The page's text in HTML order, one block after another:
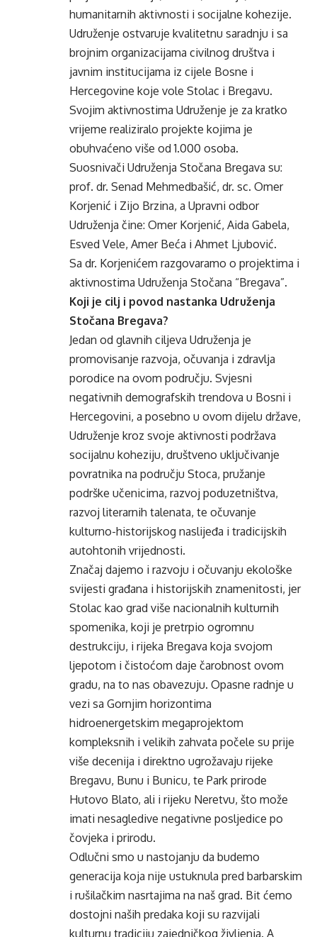
humanitarnih aktivnosti i socijalne kohezije.
Udruženje ostvaruje kvalitetnu saradnju i sa
brojnim organizacijama civilnog društva i
javnim institucijama iz cijele Bosne i
Hercegovine koje vole Stolac i Bregavu.
Svojim aktivnostima Udruženje je za kratko
vrijeme realiziralo projekte kojima je
obuhvaćeno više od 1.000 osoba.
Suosnivači Udruženja Stočana Bregava su:
prof. dr. Senad Mehmedbašić, dr. sc. Omer
Korjenić i Zijo Brzina, a Upravni odbor
Udruženja čine: Omer Korjenić, Aida Gabela,
Esved Vele, Amer Beća i Ahmet Ljubović.
Sa dr. Korjenićem razgovaramo o projektima i
aktivnostima Udruženja Stočana “Bregava”.
Koji je cilj i povod nastanka Udruženja
Stočana Bregava?
Jedan od glavnih ciljeva Udruženja je
promovisanje razvoja, očuvanja i zdravlja
porodice na ovom području. Svjesni
negativnih demografskih trendova u Bosni i
Hercegovini, a posebno u ovom dijelu države,
Udruženje kroz svoje aktivnosti podržava
socijalnu koheziju, društveno uključivanje
povratnika na području Stoca, pružanje
podrške učenicima, razvoj poduzetništva,
razvoj literarnih talenata, te očuvanje
kulturno-historijskog naslijeđa i tradicijskih
autohtonih vrijednosti.
Značaj dajemo i razvoju i očuvanju ekološke
svijesti građana i historijskih znamenitosti, jer
Stolac kao grad više nacionalnih kulturnih
spomenika, koji je pretrpio ogromnu
destrukciju, i rijeka Bregava koja svojom
ljepotom i čistoćom daje čarobnost ovom
gradu, na to nas obavezuju. Opasne radnje u
vezi sa Gornjim horizontima
hidroenergetskim megaprojektom
kompleksnih i velikih zahvata počele su prije
više decenija i direktno ugrožavaju rijeke
Bregavu, Bunu i Bunicu, te Park prirode
Hutovo Blato, ali i rijeku Neretvu, što može
imati nesagledive negativne posljedice po
čovjeka i prirodu.
Odlučni smo u nastojanju da budemo
generacija koja nije ustuknula pred barbarskim
i rušilačkim nasrtajima na naš grad. Bit ćemo
dostojni naših predaka koji su razvijali
kulturnu tradiciju zajedničkog življenja. A